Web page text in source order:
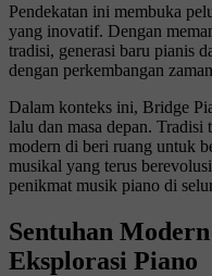
Pendekatan ini membuka
yang inovatif. Dengan
tradisi, generasi baru pianis
dengan perkembangan
Dalam konteks ini, Bridge
lalu dan masa depan. Tradisi
modern di beri ruang untuk
musikal yang terus
penikmat musik piano di
Sentuhan
Eksplorasi Piano